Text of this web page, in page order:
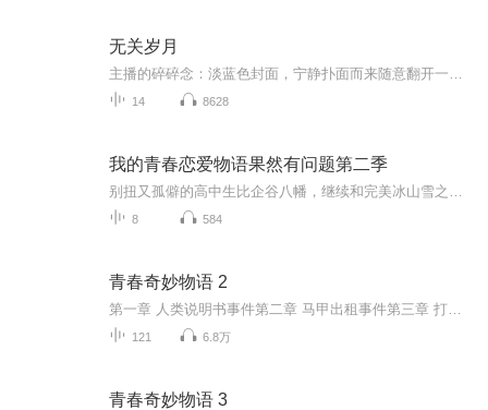
无关岁月
14 8628
我的青春恋爱物语果然有问题第二季
8 584
青春奇妙物语 2
121 6.8万
青春奇妙物语 3